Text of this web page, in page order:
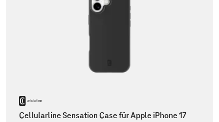
Cellularline Sensation Case für Apple iPhone 17